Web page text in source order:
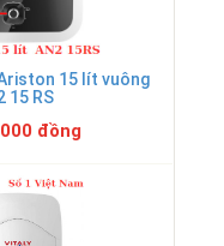
15 lít vuông
15 RS
đồng